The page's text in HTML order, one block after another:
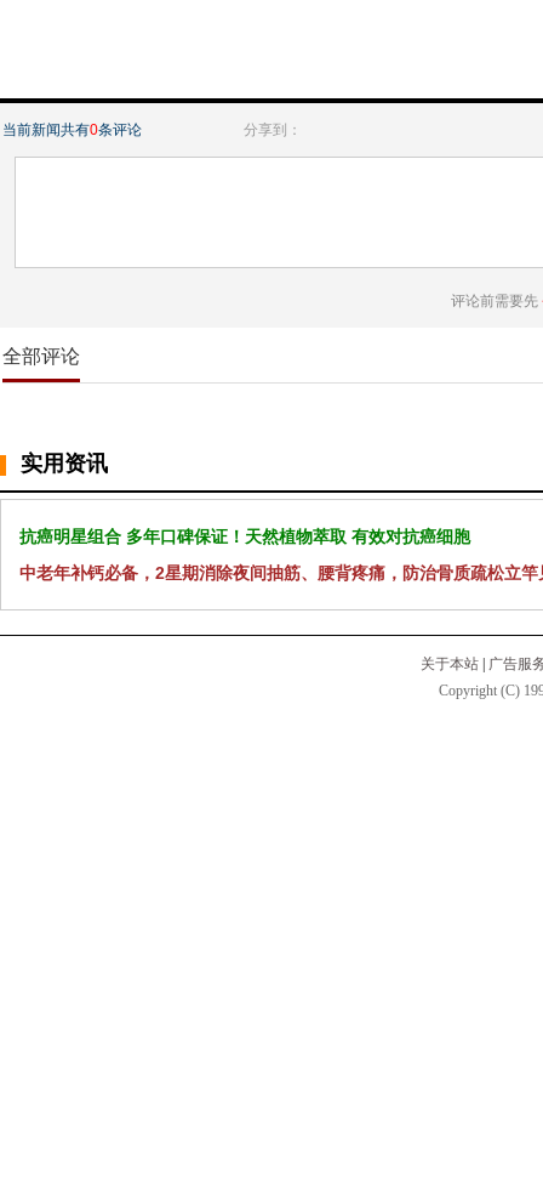
当前新闻共有0条评论 分享到：
评论前需要先
全部评论
实用资讯
抗癌明星组合 多年口碑保证！天然植物萃取 有效对抗癌细胞
中老年补钙必备，2星期消除夜间抽筋、腰背疼痛，防治骨质疏松立竿
关于本站
广告服
Copyright (C)